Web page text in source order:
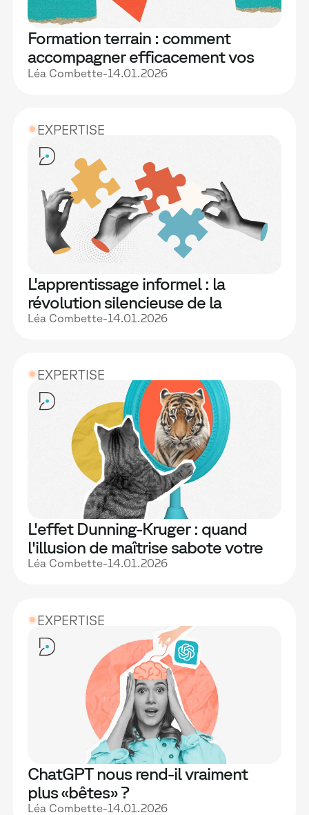
Formation terrain : comment
accompagner efficacement vos
collaborateurs ?
Léa Combette-14.01.2026
EXPERTISE
L'apprentissage informel : la
révolution silencieuse de la
formation en entreprise
Léa Combette-14.01.2026
EXPERTISE
L'effet Dunning-Kruger : quand
l'illusion de maîtrise sabote votre
montée en compétences
Léa Combette-14.01.2026
EXPERTISE
ChatGPT nous rend-il vraiment
plus «bêtes» ?
Léa Combette-14.01.2026